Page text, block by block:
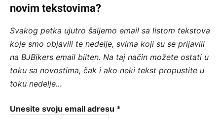
novim tekstovima?
Svakog petka ujutro šaljemo email sa listom tekstova
koje smo objavili te nedelje, svima koji su se prijavili
na BJBikers email bilten. Na taj način možete ostati u
toku sa novostima, čak i ako neki tekst propustite u
toku nedelje…
Unesite svoju email adresu *